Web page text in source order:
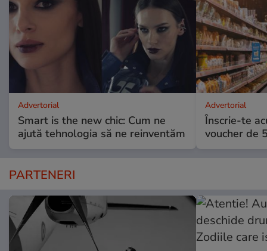
Advertorial
Smart is the new chic: Cum ne
ajută tehnologia să ne reinventăm
Advertorial
Înscrie-te
voucher de
PARTENERI